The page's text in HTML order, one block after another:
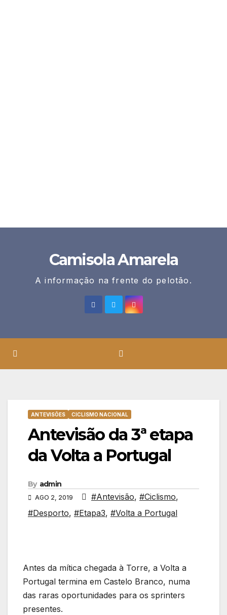
Camisola Amarela
A informação na frente do pelotão.
ANTEVISÕES CICLISMO NACIONAL
Antevisão da 3ª etapa
da Volta a Portugal
By admin
AGO 2, 2019 #Antevisão, #Ciclismo,
#Desporto, #Etapa3, #Volta a Portugal
Antes da mítica chegada à Torre, a Volta a
Portugal termina em Castelo Branco, numa
das raras oportunidades para os sprinters
presentes.